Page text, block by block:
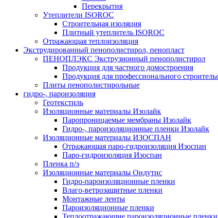
Перекрытия
Утеплители ISOROC
Строительная изоляция
Плитный утеплитель ISOROC
Отражающая теплоизоляция
Экструдированный пенополистирол, пенопласт
ПЕНОПЛЭКС Экструзионный пенополистирол
Продукция для частного домостроения
Продукция для профессионального
Плиты пенополистирольные
гидро-, пароизоляция
Геотекстиль
Изоляционные материалы Изолайк
Паропроницаемые мембраны Изолайк
Гидро-, пароизоляционные пленки Изолайк
Изоляционные материалы ИЗОСПАН
Отражающая паро-гидроизоляция Изоспан
Паро-гидроизоляция Изоспан
Пленка п/э
Изоляционные материалы Ондутис
Гидро-пароизоляционные пленки
Влаго-ветрозащитные пленки
Монтажные ленты
Пароизоляционные пленки
Теплоотражающие пароизоляционные пленки